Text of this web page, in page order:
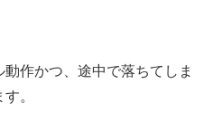
作かつ、途中で落ちてしま
。